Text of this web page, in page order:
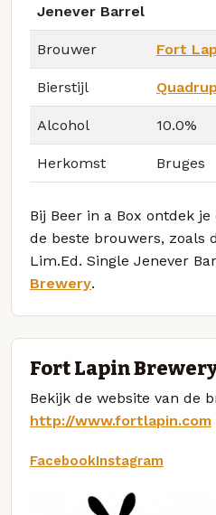
Jenever Barrel
Brouwer Fort
Bierstijl
Alcohol 10.0%
Herkomst Bruges
Bij Beer in a Box ontdek
de beste brouwers, zoals
Lim.Ed. Single Jenever
Brewery.
Fort Lapin
Bekijk de website van de
http://www.fortlapin.com
FacebookInstagram